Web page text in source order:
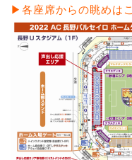
▶各座席からの眺めは